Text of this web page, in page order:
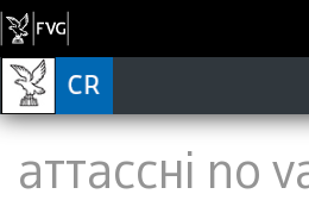
Attacchi no